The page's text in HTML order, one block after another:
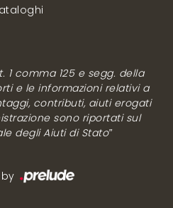
1 comma 125 e segg. della
e le informazioni relativi a
contributi, aiuti erogati
sono riportati sul
degli Aiuti di Stato”